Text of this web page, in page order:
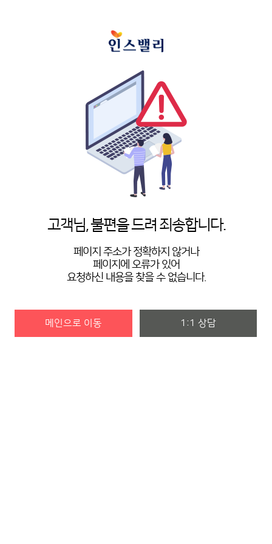
고객님, 불편을 드려 죄송합니다.
페이지 주소가 정확하지 않거나
페이지에 오류가 있어
요청하신 내용을 찾을 수 없습니다.
메인으로 이동 1:1 상담